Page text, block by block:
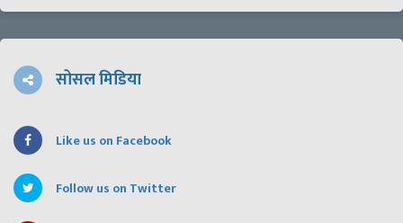
सोसल मिडिया
Like us on Facebook
Follow us on Twitter